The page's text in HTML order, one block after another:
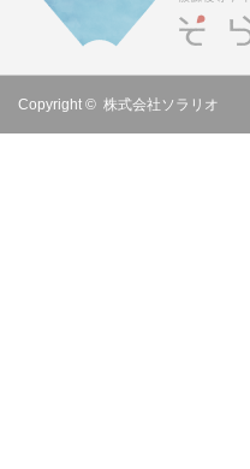
Copyright © 株式会社ソラリオ